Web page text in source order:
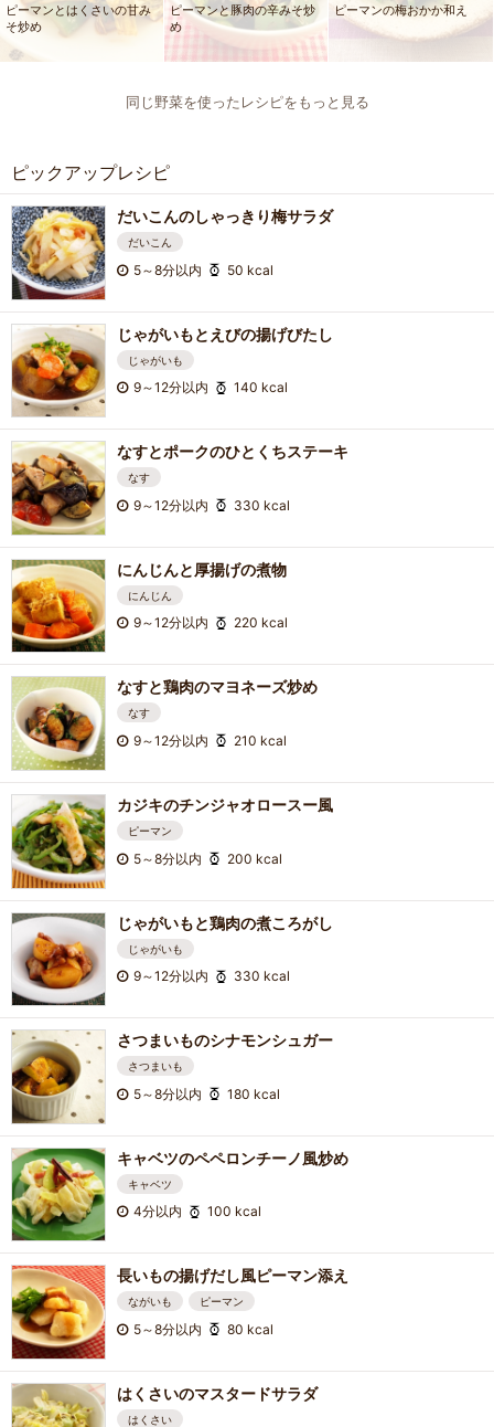
ピーマンとはくさいの甘み
そ炒め
ピーマンと豚肉の辛みそ炒
め
ピーマンの梅おかか和え
同じ野菜を使ったレシピをもっと見る
ピックアップレシピ
だいこんのしゃっきり梅サラダ
だいこん
5～8分以内 50 kcal
じゃがいもとえびの揚げびたし
じゃがいも
9～12分以内 140 kcal
なすとポークのひとくちステーキ
なす
9～12分以内 330 kcal
にんじんと厚揚げの煮物
にんじん
9～12分以内 220 kcal
なすと鶏肉のマヨネーズ炒め
なす
9～12分以内 210 kcal
カジキのチンジャオロースー風
ピーマン
5～8分以内 200 kcal
じゃがいもと鶏肉の煮ころがし
じゃがいも
9～12分以内 330 kcal
さつまいものシナモンシュガー
さつまいも
5～8分以内 180 kcal
キャベツのペペロンチーノ風炒め
キャベツ
4分以内 100 kcal
長いもの揚げだし風ピーマン添え
ながいも ピーマン
5～8分以内 80 kcal
はくさいのマスタードサラダ
はくさい